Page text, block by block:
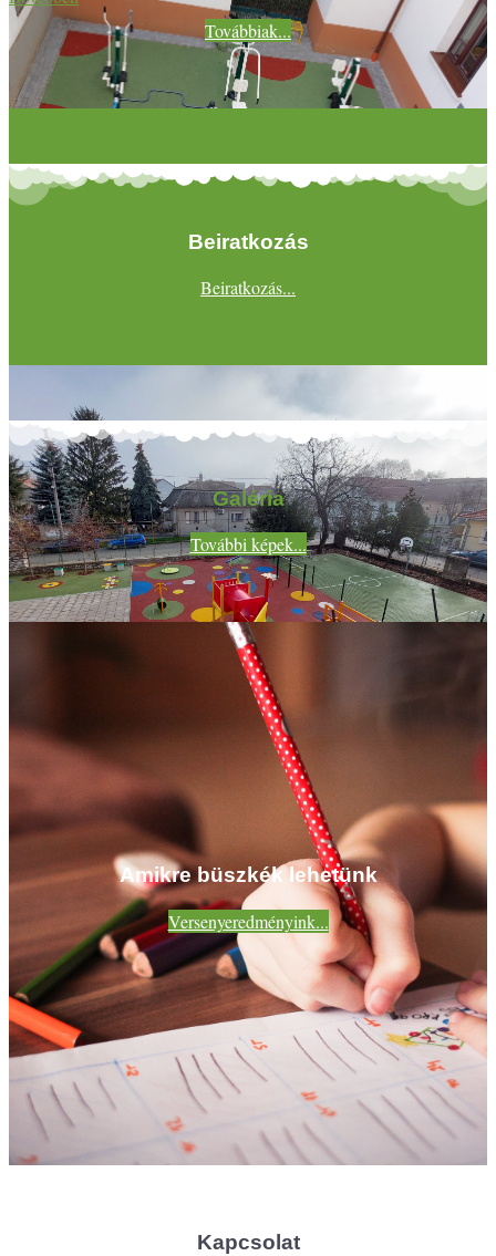
Továbbiak...
Beiratkozás
Beiratkozás...
Galéria
További képek...
Amikre büszkék lehetünk
Versenyeredményink...
Kapcsolat